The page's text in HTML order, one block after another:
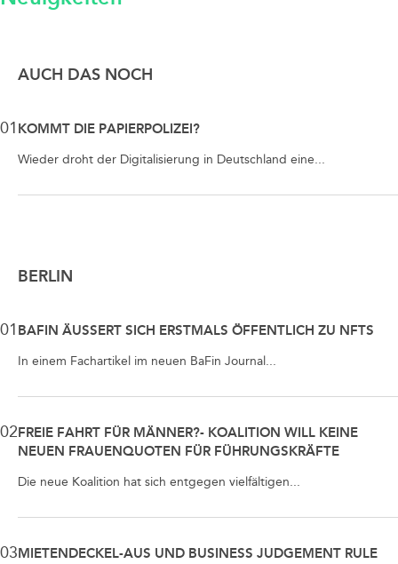
AUCH DAS NOCH
01 KOMMT DIE PAPIERPOLIZEI?
Wieder droht der Digitalisierung in Deutschland eine...
BERLIN
01 BAFIN ÄUSSERT SICH ERSTMALS ÖFFENTLICH ZU NFTS
In einem Fachartikel im neuen BaFin Journal...
02 FREIE FAHRT FÜR MÄNNER?- KOALITION WILL KEINE
NEUEN FRAUENQUOTEN FÜR FÜHRUNGSKRÄFTE
Die neue Koalition hat sich entgegen vielfältigen...
03 MIETENDECKEL-AUS UND BUSINESS JUDGEMENT RULE